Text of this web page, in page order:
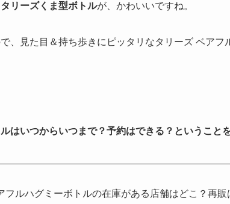
タリーズくま型ボトルが、かわいいですね。
、見た目＆持ち歩きにピッタリなタリーズ ベアフ
はいつからいつまで？予約はできる？ということ
フルハグミーボトルの在庫がある店舗はどこ？再販